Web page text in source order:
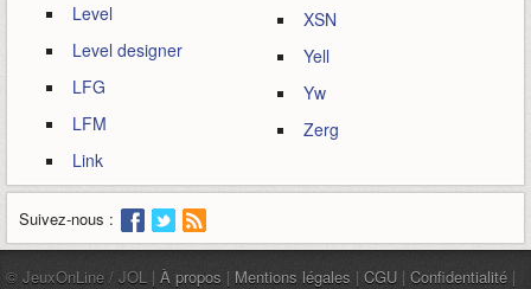
Level
Level designer
LFG
LFM
Link
XSN
Yell
Yw
Zerg
Suivez-nous :
© JeuxOnLine / JOL | À propos | Mentions légales | CGU | Confidentialité |